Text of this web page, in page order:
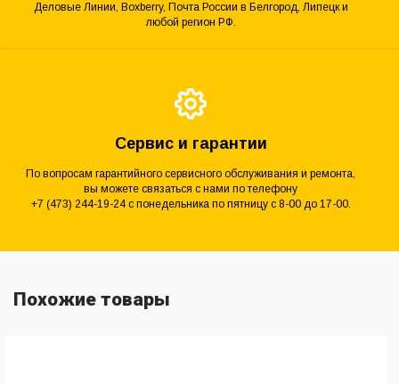
Деловые Линии, Boxberry, Почта России в Белгород, Липецк и
любой регион РФ.
Сервис и гарантии
По вопросам гарантийного сервисного обслуживания и ремонта,
вы можете связаться с нами по телефону
+7 (473) 244-19-24 с понедельника по пятницу с 8-00 до 17-00.
Похожие товары